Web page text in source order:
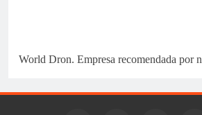
World Dron. Empresa recomendada por